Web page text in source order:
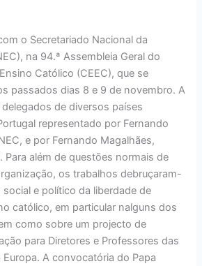
o Secretariado Nacional da
na 94.ª Assembleia Geral do
Católico (CEEC), que se
passados dias 8 e 9 de novembro. A
de diversos países
representado por Fernando
e por Fernando Magalhães,
Para além de questões normais de
os trabalhos debruçaram-
e político da liberdade de
católico, em particular nalguns dos
como sobre um projecto de
para Diretores e Professores das
A convocatória do Papa